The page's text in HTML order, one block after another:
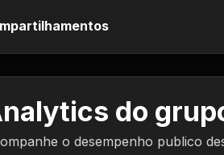
do
o desempenho publico